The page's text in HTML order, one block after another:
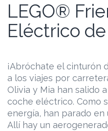
LEGO®
Eléctrico
¡Abróchate el cinturón
a los viajes por
Olivia y Mia han salido
coche eléctrico. Como
energía, han parado
Allí hay un